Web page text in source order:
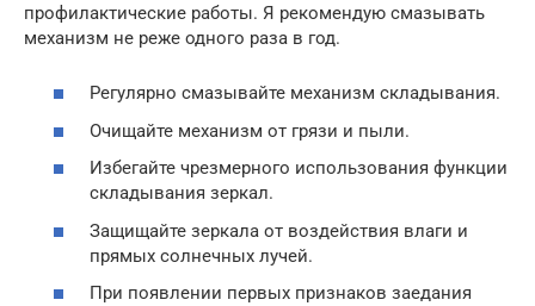
профилактические работы. Я рекомендую смазывать
механизм не реже одного раза в год.
Регулярно смазывайте механизм складывания.
Очищайте механизм от грязи и пыли.
Избегайте чрезмерного использования функции
складывания зеркал.
Защищайте зеркала от воздействия влаги и
прямых солнечных лучей.
При появлении первых признаков заедания